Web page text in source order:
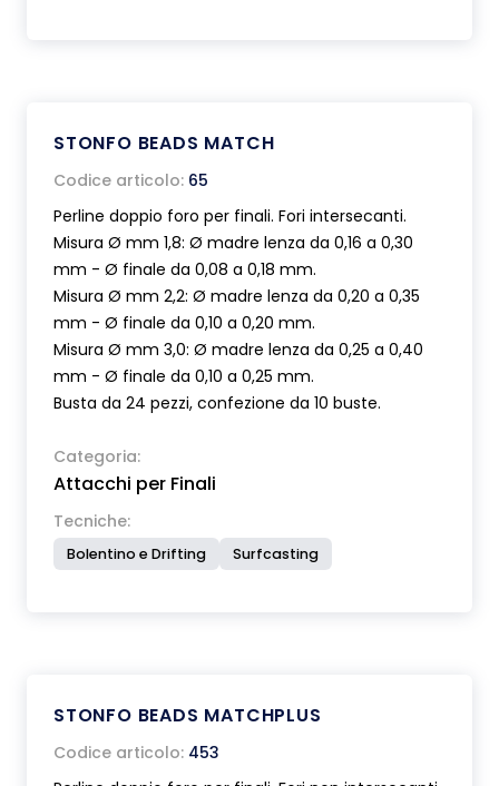
STONFO BEADS MATCH
Codice articolo: 65
Perline doppio foro per finali. Fori intersecanti.
Misura Ø mm 1,8: Ø madre lenza da 0,16 a 0,30
mm - Ø finale da 0,08 a 0,18 mm.
Misura Ø mm 2,2: Ø madre lenza da 0,20 a 0,35
mm - Ø finale da 0,10 a 0,20 mm.
Misura Ø mm 3,0: Ø madre lenza da 0,25 a 0,40
mm - Ø finale da 0,10 a 0,25 mm.
Busta da 24 pezzi, confezione da 10 buste.
Categoria:
Attacchi per Finali
Tecniche:
Bolentino e Drifting Surfcasting
STONFO BEADS MATCHPLUS
Codice articolo: 453